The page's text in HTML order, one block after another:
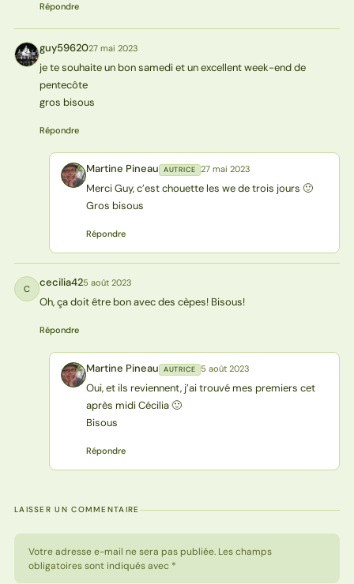
Répondre
G guy5962027 mai 2023
je te souhaite un bon samedi et un excellent week-end de
pentecôte
gros bisous
Répondre
MP Martine Pineau AUTRICE 27 mai 2023
Merci Guy, c’est chouette les we de trois jours 🙂
Gros bisous
Répondre
C cecilia425 août 2023
Oh, ça doit être bon avec des cèpes! Bisous!
Répondre
MP Martine Pineau AUTRICE 5 août 2023
Oui, et ils reviennent, j’ai trouvé mes premiers cet
après midi Cécilia 🙂
Bisous
Répondre
LAISSER UN COMMENTAIRE
Votre adresse e-mail ne sera pas publiée. Les champs
obligatoires sont indiqués avec *